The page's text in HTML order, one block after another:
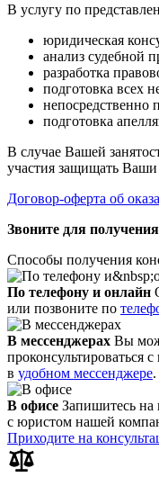
В услугу по
юридическая
анализ судебной
разработка
подготовка всех
непосредственно
подготовка
В случае Вашей
участия защищать Ваши
Договор-оферта об
Звоните для
Способы получения
По телефону и онлайн
или позвоните по
В мессенджерах Вы
проконсультироваться
в удобном мессенджере.
В офисе Запишитесь на
с юристом нашей
Приходите на